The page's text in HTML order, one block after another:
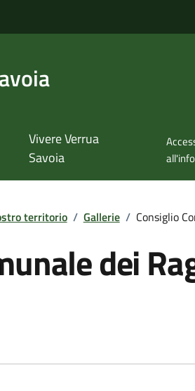
Vivere Verrua
Savoia
territorio / Gallerie / Consiglio
dei